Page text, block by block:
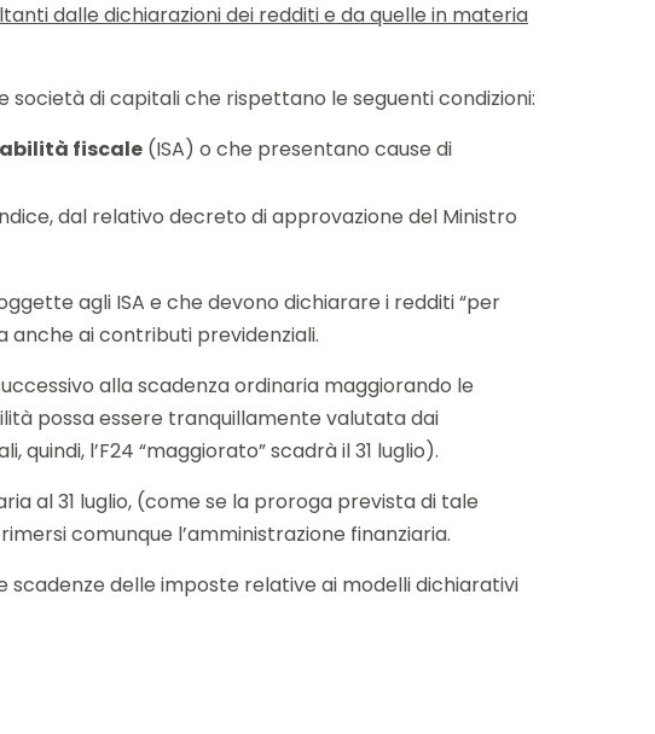
dalle dichiarazioni dei redditi e da quelle in materia
società di capitali che rispettano le seguenti condizioni:
fiscale (ISA) o che presentano cause di
dal relativo decreto di approvazione del Ministro
agli ISA e che devono dichiarare i redditi “per
anche ai contributi previdenziali.
alla scadenza ordinaria maggiorando le
possa essere tranquillamente valutata dai
l’F24 “maggiorato” scadrà il 31 luglio).
al 31 luglio, (come se la proroga prevista di tale
comunque l’amministrazione finanziaria.
delle imposte relative ai modelli dichiarativi